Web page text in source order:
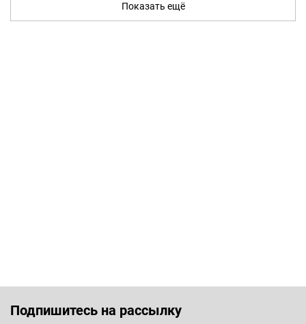
Показать ещё
Подпишитесь на рассылку